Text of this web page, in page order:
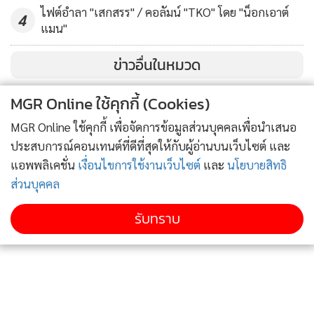
4
ไฟต์อำลา "เสกสรร" / คอลัมน์ "TKO" โดย "น็อกเอาต์
แมน"
ข่าวอื่นในหมวด
MGR Online ใช้คุกกี้ (Cookies)
MGR Online ใช้คุกกี้ เพื่อจัดการข้อมูลส่วนบุคคลเพื่อนำเสนอ
ประสบการณ์คอนเทนต์ที่ดีที่สุดให้กับผู้อ่านบนเว็บไซต์ และ
แอพพลิเคชั่น เงื่อนไขการใช้งานเว็บไซต์ และ นโยบายสิทธิ
ส่วนบุคคล
รับทราบ